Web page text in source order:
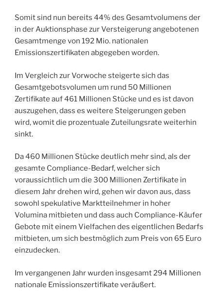
Somit sind nun bereits 44% des Gesamtvolumens der
in der Auktionsphase zur Versteigerung angebotenen
Gesamtmenge von 192 Mio. nationalen
Emissionszertifikaten abgegeben worden.
Im Vergleich zur Vorwoche steigerte sich das
Gesamtgebotsvolumen um rund 50 Millionen
Zertifikate auf 461 Millionen Stücke und es ist davon
auszugehen, dass es weitere Steigerungen geben
wird, womit die prozentuale Zuteilungsrate weiterhin
sinkt.
Da 460 Millionen Stücke deutlich mehr sind, als der
gesamte Compliance-Bedarf, welcher sich
voraussichtlich um die 300 Millionen Zertifikate in
diesem Jahr drehen wird, gehen wir davon aus, dass
sowohl spekulative Marktteilnehmer in hoher
Volumina mitbieten und dass auch Compliance-Käufer
Gebote mit einem Vielfachen des eigentlichen Bedarfs
mitbieten, um sich bestmöglich zum Preis von 65 Euro
einzudecken.
Im vergangenen Jahr wurden insgesamt 294 Millionen
nationale Emissionszertifikate veräußert.